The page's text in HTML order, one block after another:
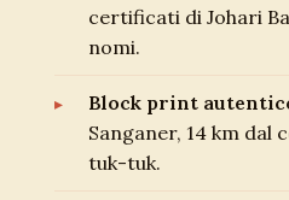
certificati di Johari
nomi.
Block print
Sanganer, 14 km dal
tuk-tuk.